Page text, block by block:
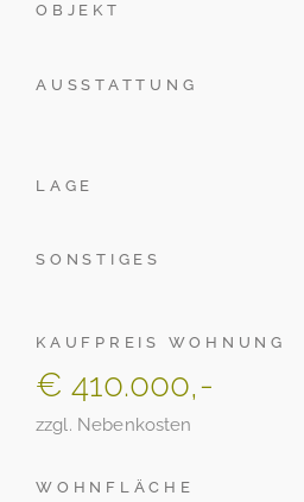
OBJEKT
AUSSTATTUNG
LAGE
SONSTIGES
KAUFPREIS WOHNUNG
€ 410.000,-
zzgl. Nebenkosten
WOHNFLÄCHE